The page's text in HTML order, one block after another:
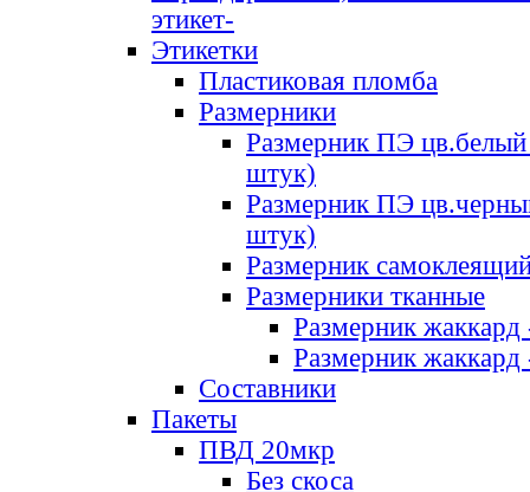
этикет-
Этикетки
Пластиковая пломба
Размерники
Размерник ПЭ цв.белый
штук)
Размерник ПЭ
штук)
Размерник
Размерники тканные
Размерник
Размерник
Составники
Пакеты
ПВД 20мкр
Без скоса